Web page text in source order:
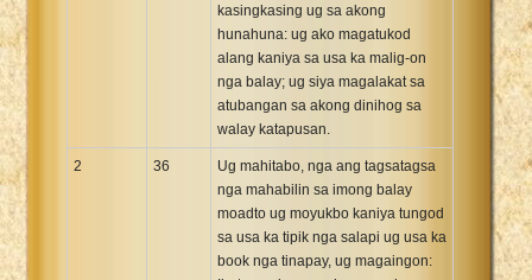
kasingkasing ug sa akong
hunahuna: ug ako magatukod
alang kaniya sa usa ka malig-on
nga balay; ug siya magalakat sa
atubangan sa akong dinihog sa
walay katapusan.
2 36
Ug mahitabo, nga ang tagsatagsa
nga mahabilin sa imong balay
moadto ug moyukbo kaniya tungod
sa usa ka tipik nga salapi ug usa ka
book nga tinapay, ug magaingon: